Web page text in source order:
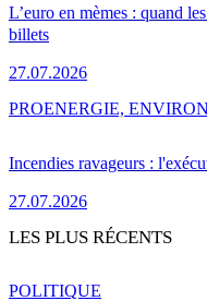
L’euro en mèmes : quand
billets
27.07.2026
Incendies ravageurs :
27.07.2026
PROENERGIE,
LES PLUS RÉCENTS
POLITIQUE